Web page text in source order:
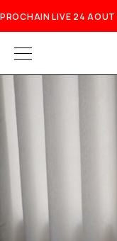
PROCHAIN LIVE 24